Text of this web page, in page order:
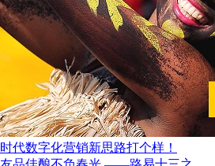
代数字化营销新思路打个样！